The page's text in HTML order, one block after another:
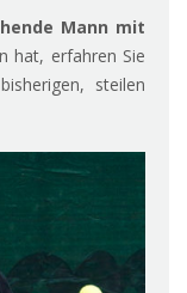
Mann mit
hat, erfahren Sie
steilen